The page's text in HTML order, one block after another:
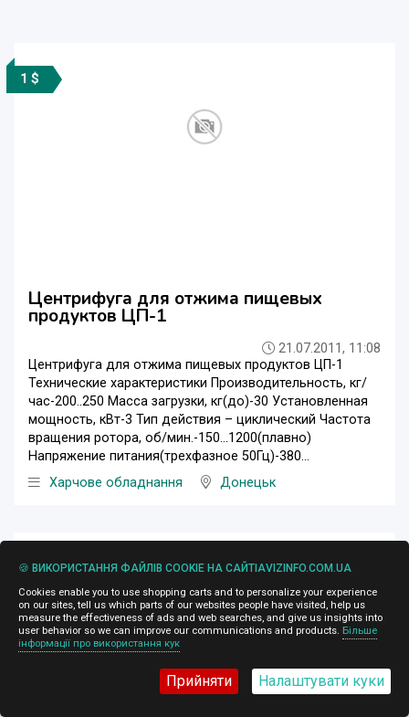
1 $
Центрифуга для отжима пищевых
продуктов ЦП-1
21.07.2011, 11:08
Центрифуга для отжима пищевых продуктов ЦП-1
Технические характеристики Производительность, кг/
час-200..250 Масса загрузки, кг(до)-30 Установленная
мощность, кВт-3 Тип действия – циклический Частота
вращения ротора, об/мин.-150...1200(плавно)
Напряжение питания(трехфазное 50Гц)-380...
Харчове обладнання
Донецьк
1 $
🍪 ВИКОРИСТАННЯ ФАЙЛІВ COOKIE НА САЙТІAVIZINFO.COM.UA
Cookies enable you to use shopping carts and to personalize your experience
on our sites, tell us which parts of our websites people have visited, help us
measure the effectiveness of ads and web searches, and give us insights into
user behavior so we can improve our communications and products. Більше
інформації про використання кук
Прийняти Налаштувати куки